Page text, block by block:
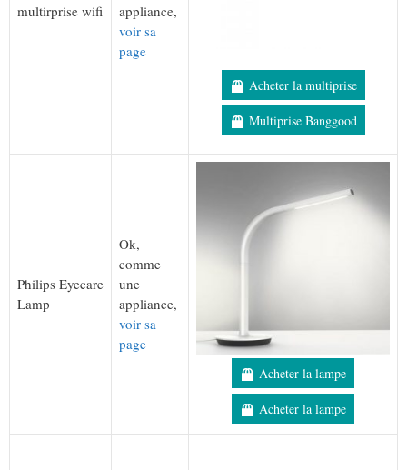
multirprise wifi
appliance,
voir sa
page
Acheter la multiprise
Multiprise Banggood
Philips Eyecare
Lamp
Ok,
comme
une
appliance,
voir sa
page
Acheter la lampe
Acheter la lampe